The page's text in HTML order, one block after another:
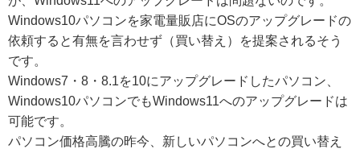
Windows10パソコンを家電量販店にOSのアップグレードの
依頼すると有無を言わせず（買い替え）を提案されるそう
です。
Windows7・8・8.1を10にアップグレードしたパソコン、
Windows10パソコンでもWindows11へのアップグレードは
可能です。
パソコン価格高騰の昨今、新しいパソコンへとの買い替え